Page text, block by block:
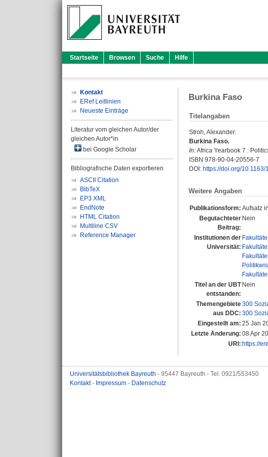
Startseite Browsen Suche Hilfe
Kontakt
ERef Leitlinien
Neueste Einträge
Literatur vom gleichen Autor/der
gleichen Autor*in
bei Google Scholar
Bibliografische Daten exportieren
ASCII Citation
BibTeX
EP3 XML
EndNote
HTML Citation
Multiline CSV
Reference Manager
Burkina Faso
Titelangaben
Stroh, Alexander:
Burkina Faso.
In:Africa Yearbook 7 :
ISBN 978-90-04-20556-7
DOI: https://doi.org/
Weitere Angaben
Publikationsform: Aufsatz
Begutachteter
Beitrag:
Nein
Institutionen der
Universität:
Titel an der UBT
entstanden:
Nein
Themengebiete
aus DDC:
300
300
Eingestellt am: 25 Jan
Letzte Änderung: 08 Apr
URI: https://
Universitätsbibliothek Bayreuth - 95447 Bayreuth - Tel. 0921/553450
Kontakt- Impressum - Datenschutz